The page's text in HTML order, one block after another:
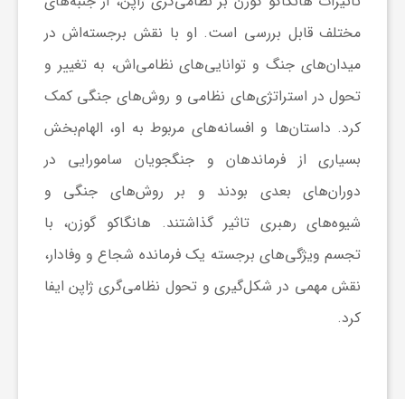
مختلف قابل بررسی است. او با نقش برجسته‌اش در
میدان‌های جنگ و توانایی‌های نظامی‌اش، به تغییر و
تحول در استراتژی‌های نظامی و روش‌های جنگی کمک
کرد. داستان‌ها و افسانه‌های مربوط به او، الهام‌بخش
بسیاری از فرماندهان و جنگجویان سامورایی در
دوران‌های بعدی بودند و بر روش‌های جنگی و
شیوه‌های رهبری تاثیر گذاشتند. هانگاکو گوزن، با
تجسم ویژگی‌های برجسته یک فرمانده شجاع و وفادار،
نقش مهمی در شکل‌گیری و تحول نظامی‌گری ژاپن ایفا
کرد.